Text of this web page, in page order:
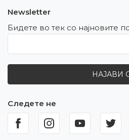
Newsletter
Бидете во тек со најновите
НАЈАВИ
Следете не